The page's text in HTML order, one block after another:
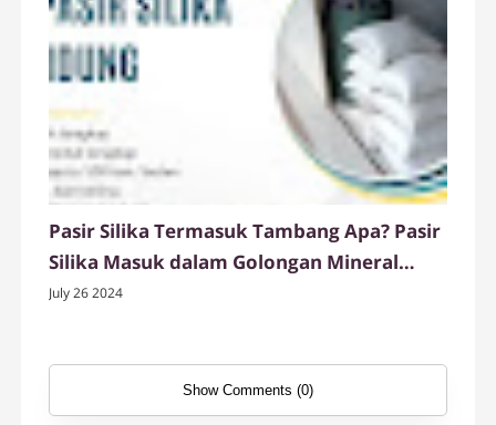
Pasir Silika Termasuk Tambang Apa? Pasir
Silika Masuk dalam Golongan Mineral
bukan Logam, Spesifikasi Pasir Silika Ady
July 26 2024
Show Comments (0)